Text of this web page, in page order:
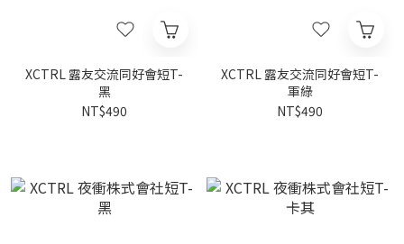
XCTRL 露友交流同好會短T-
黑
NT$490
XCTRL 露友交流同好會短T-
軍綠
NT$490